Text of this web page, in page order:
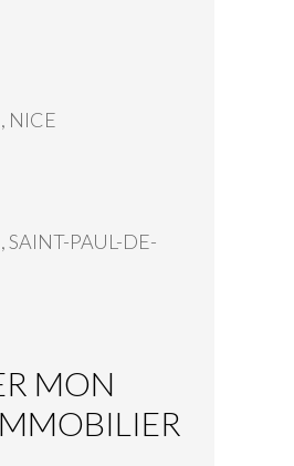
NICE
SAINT-PAUL-DE-
MON